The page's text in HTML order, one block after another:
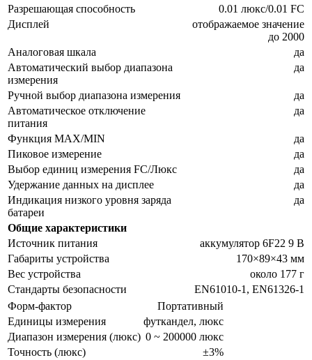
Разрешающая способность
0.01 люкс/0.01 FC
Дисплей
отображаемое значение
до 2000
Аналоговая шкала
да
Автоматический выбор диапазона
измерения
да
Ручной выбор диапазона измерения
да
Автоматическое отключение
питания
да
Функция MAX/MIN
да
Пиковое измерение
да
Выбор единиц измерения FC/Люкс
да
Удержание данных на дисплее
да
Индикация низкого уровня заряда
батареи
да
Общие характеристики
Источник питания
аккумулятор 6F22 9 В
Габариты устройства
170×89×43 мм
Вес устройства
около 177 г
Стандарты безопасности
EN61010-1, EN61326-1
Форм-фактор
Портативный
Единицы измерения
футкандел, люкс
Диапазон измерения (люкс) 0 ~ 200000 люкс
Точность (люкс)
±3%